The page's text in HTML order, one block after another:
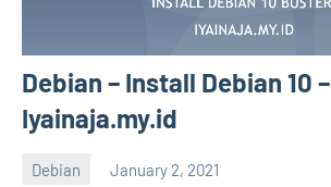
Debian – Install Debian 10 –
Iyainaja.my.id
Debian January 2, 2021